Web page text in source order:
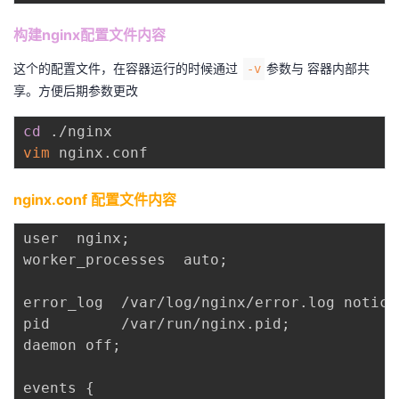
构建nginx配置文件内容
这个的配置文件，在容器运行的时候通过 -v 参数与 容器内部共
享。方便后期参数更改
cd
vim
nginx.conf 配置文件内容
user  nginx ;
worker_processes  auto ;
error_log  /var/log/nginx/error.log notice
pid        /var/run/nginx.pid ;
daemon off ;
events {